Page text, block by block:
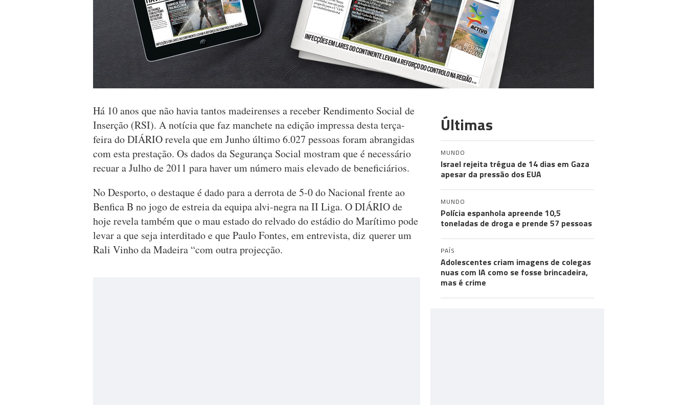
Há 10 anos que não havia tantos madeirenses a receber Rendimento Social de
Inserção (RSI). A notícia que faz manchete na edição impressa desta terça-
feira do DIÁRIO revela que em Junho último 6.027 pessoas foram abrangidas
com esta prestação. Os dados da Segurança Social mostram que é necessário
recuar a Julho de 2011 para haver um número mais elevado de beneficiários.
No Desporto, o destaque é dado para a derrota de 5-0 do Nacional frente ao
Benfica B no jogo de estreia da equipa alvi-negra na II Liga. O DIÁRIO de
hoje revela também que o mau estado do relvado do estádio do Marítimo pode
levar a que seja interditado e que Paulo Fontes, em entrevista, diz querer um
Rali Vinho da Madeira “com outra projecção.
Últimas
MUNDO
Israel rejeita trégua de 14 dias em Gaza
apesar da pressão dos EUA
MUNDO
Polícia espanhola apreende 10,5
toneladas de droga e prende 57 pessoas
PAÍS
Adolescentes criam imagens de colegas
nuas com IA como se fosse brincadeira,
mas é crime